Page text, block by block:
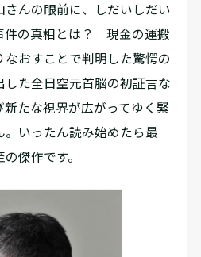
んの眼前に、しだいしだい
件の真相とは？ 現金の運搬
おすことで判明した驚愕の
た全日空元首脳の初証言な
たな視界が広がってゆく緊
いったん読み始めたら最
傑作です。